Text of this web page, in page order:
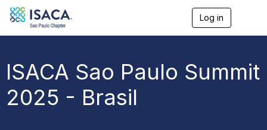
Log in
e
n
ISACA Sao Paulo Summit
2025 - Brasil